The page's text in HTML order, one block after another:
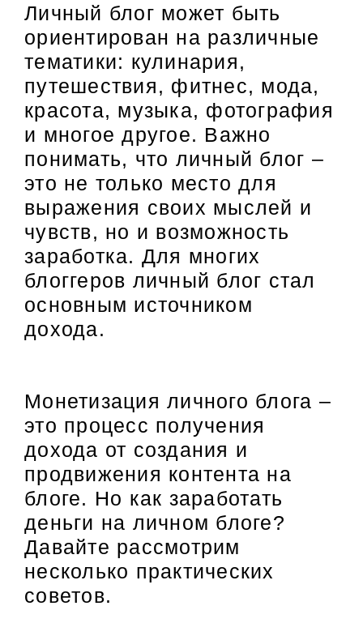
Личный блог может быть
ориентирован на различные
тематики: кулинария,
путешествия, фитнес, мода,
красота, музыка, фотография
и многое другое. Важно
понимать, что личный блог –
это не только место для
выражения своих мыслей и
чувств, но и возможность
заработка. Для многих
блоггеров личный блог стал
основным источником
дохода.
Монетизация личного блога –
это процесс получения
дохода от создания и
продвижения контента на
блоге. Но как заработать
деньги на личном блоге?
Давайте рассмотрим
несколько практических
советов.